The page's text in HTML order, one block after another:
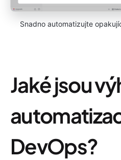
Snadno automatizujte
Jaké jsou
DevOps?